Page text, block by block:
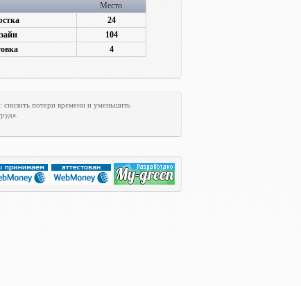
Место
24
104
4
снизить потери времени и уменьшить